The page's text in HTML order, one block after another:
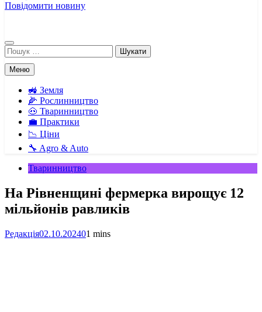
Повідомити новину
Пошук:
Меню
🚜 Земля
🌽 Рослинництво
🐽 Тваринництво
💼 Практики
📉 Ціни
🔧 Agro & Auto
Тваринництво
На Рівненщині фермерка вирощує 12
мільйонів равликів
Редакція02.10.202401 mins